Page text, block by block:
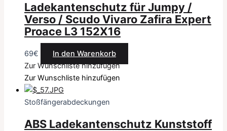
Ladekantenschutz für Jumpy /
Verso / Scudo Vivaro Zafira Expert
Proace L3 152X16
69€
In den Warenkorb
Zur Wunschliste hinzufügen
Zur Wunschliste hinzufügen
Stoßfängerabdeckungen
ABS Ladekantenschutz Kunststoff